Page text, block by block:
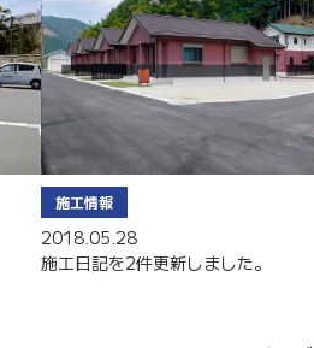
施工情報
2018.05.28
施工日記を2件更新しました。